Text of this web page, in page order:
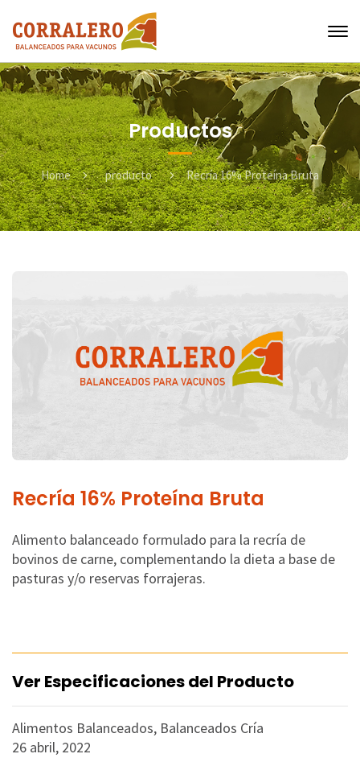
Productos
Home producto Recría 16% Proteína Bruta
Recría 16% Proteína Bruta
Alimento balanceado formulado para la recría de
bovinos de carne, complementando la dieta a base de
pasturas y/o reservas forrajeras.
Ver Especificaciones del Producto
Alimentos Balanceados, Balanceados Cría
26 abril, 2022